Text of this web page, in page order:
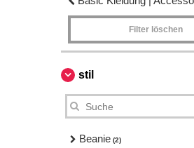
Filter löschen
stil
Beanie (2)